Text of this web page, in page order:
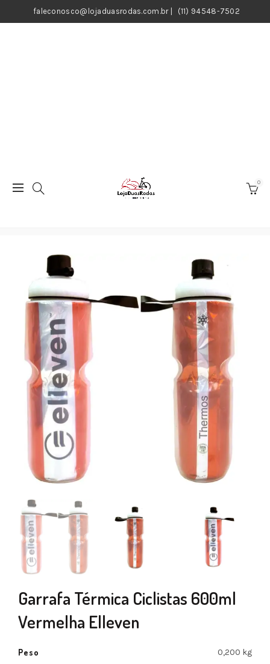
faleconosco@lojaduasrodas.com.br| (11) 94548-7502
0
Garrafa Térmica Ciclistas 600ml
Vermelha Elleven
Peso 0,200 kg